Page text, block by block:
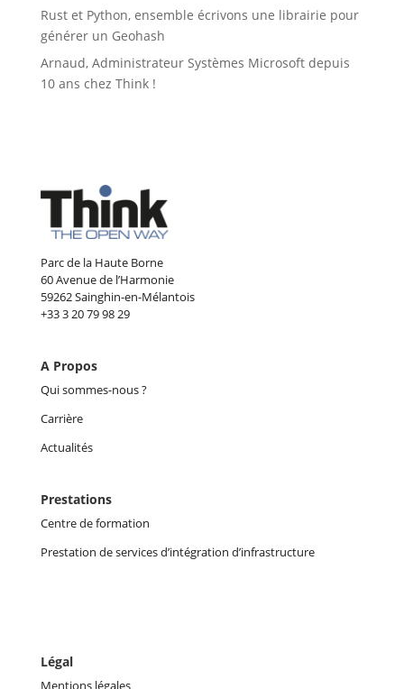
Rust et Python, ensemble écrivons une librairie pour
générer un Geohash
Arnaud, Administrateur Systèmes Microsoft depuis
10 ans chez Think !
Parc de la Haute Borne
60 Avenue de l’Harmonie
59262 Sainghin-en-Mélantois
+33 3 20 79 98 29
A Propos
Qui sommes-nous ?
Carrière
Actualités
Prestations
Centre de formation
Prestation de services d’intégration d’infrastructure
Légal
Mentions légales